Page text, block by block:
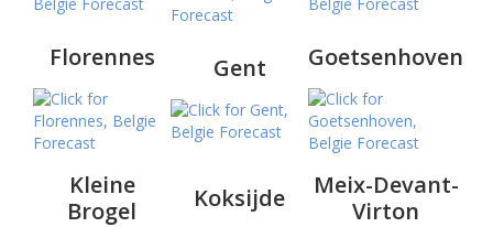
Florennes Gent Goetsenhoven
Kleine
Brogel
Koksijde
Meix-Devant-
Virton